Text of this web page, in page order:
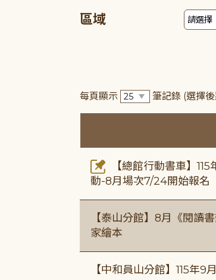
區域
每頁顯示 筆記錄 (選擇
【總館行動書車】
動-8月場次7/24開始報名
【泰山分館】8月《閱讀
家繪本
【中和員山分館】115年9